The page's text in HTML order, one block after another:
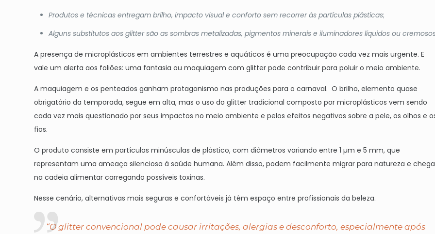
Produtos e técnicas entregam brilho, impacto visual e conforto sem recorrer às partículas plásticas;
Alguns substitutos aos glitter são as sombras metalizadas, pigmentos minerais e iluminadores líquidos ou
A presença de microplásticos em ambientes terrestres e aquáticos é uma preocupação cada vez mais urgente. E
vale um alerta aos foliões: uma fantasia ou maquiagem com glitter pode contribuir para poluir o meio ambiente.
A maquiagem e os penteados ganham protagonismo nas produções para o carnaval. O brilho, elemento quase
obrigatório da temporada, segue em alta, mas o uso do glitter tradicional composto por microplásticos vem sendo
cada vez mais questionado por seus impactos no meio ambiente e pelos efeitos negativos sobre a pele, os olhos e
fios.
O produto consiste em partículas minúsculas de plástico, com diâmetros variando entre 1 µm e 5 mm, que
representam uma ameaça silenciosa à saúde humana. Além disso, podem facilmente migrar para natureza e
na cadeia alimentar carregando possíveis toxinas.
Nesse cenário, alternativas mais seguras e confortáveis já têm espaço entre profissionais da beleza.
“O glitter convencional pode causar irritações, alergias e desconforto, especialmente após